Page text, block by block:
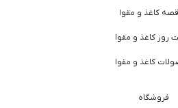
کاغذ و مقوا
روز کاغذ و مقوا
کاغذ و مقوا
فروشگاه